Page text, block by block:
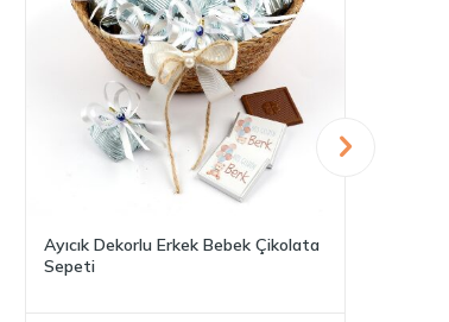
Ayıcık Dekorlu Erkek Bebek Çikolata
Sepeti